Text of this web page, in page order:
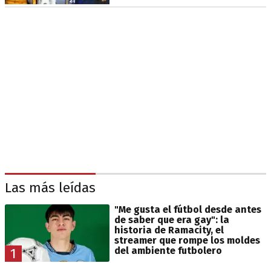
Las más leídas
1
"Me gusta el fútbol desde antes
de saber que era gay": la
historia de Ramacity, el
streamer que rompe los moldes
del ambiente futbolero